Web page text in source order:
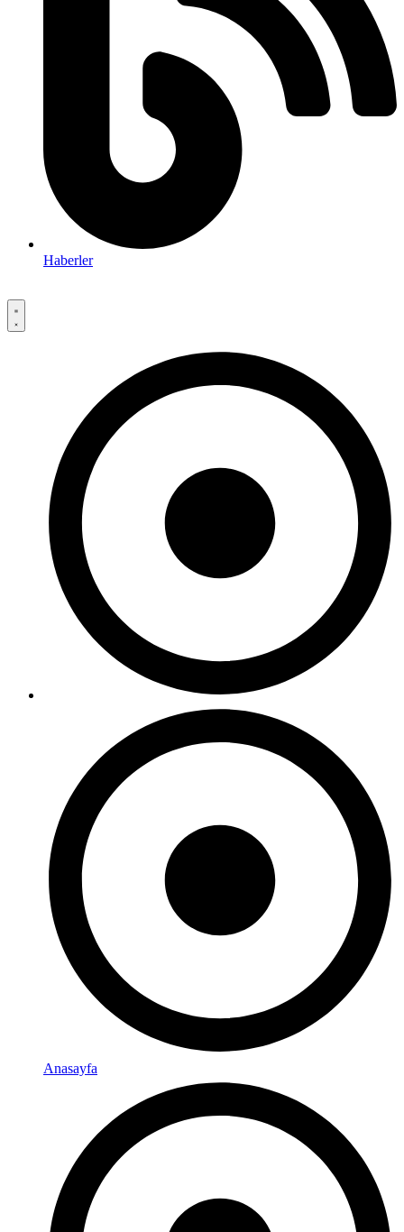
Haberler
Anasayfa